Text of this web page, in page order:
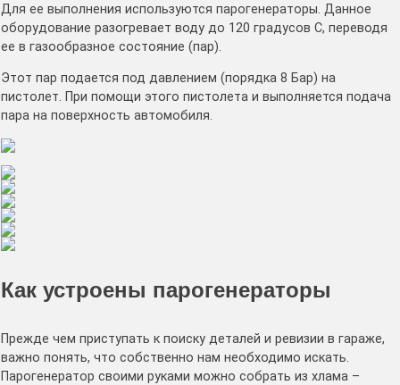
Для ее выполнения используются парогенераторы. Данное
оборудование разогревает воду до 120 градусов С, переводя
ее в газообразное состояние (пар).
Этот пар подается под давлением (порядка 8 Бар) на
пистолет. При помощи этого пистолета и выполняется подача
пара на поверхность автомобиля.
Как устроены парогенераторы
Прежде чем приступать к поиску деталей и ревизии в гараже,
важно понять, что собственно нам необходимо искать.
Парогенератор своими руками можно собрать из хлама –